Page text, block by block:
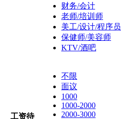
财务/会计
老师/培训师
美工/设计/程序员
保健师/美容师
KTV/酒吧
工资待
不限
面议
1000
1000-2000
2000-3000